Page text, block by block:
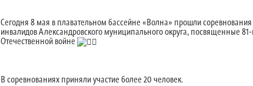
Сегодня 8 мая в плавательном бассейне «Волна» прошли
инвалидов Александровского муниципального округа, посвященные
Отечественной войне
В соревнованиях приняли участие более 20 человек.